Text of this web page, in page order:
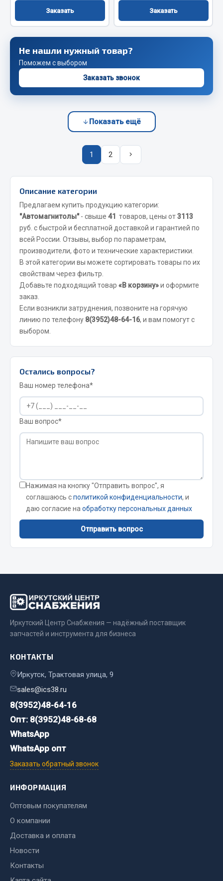
Показать ещё
Весь раздел
Запчасти SHAANXI (SHACMAN)
Система питания
Система охлаждения
Показать ещё
Весь раздел
Запчасти FAW
Подвеска
Двигатель
Система охлаждения
Сцепление
Ось передняя
Тормозная система
Показать ещё
Весь раздел
Фильтры
Vic
Дифа
Цитрон
Фильтры DONALDSON
Весь раздел
Всё для сварки
Газосварка
Сварочное оборудование
Весь раздел
CUMMINS HAFFEN
Подшипники
Весь раздел
Заказать Заказать
Не нашли нужный товар?
Поможем с выбором
Заказать звонок
Показать ещё
1 2
Описание категории
Предлагаем купить продукцию категории:
"Автомагнитолы"- свыше 41 товаров, цены от3113
руб. с быстрой и бесплатной доставкой и гарантией по
всей России. Отзывы, выбор по параметрам,
производители, фото и технические характеристики.
В этой категории вы можете сортировать товары по их
свойствам через фильтр.
Добавьте подходящий товар «В корзину»и оформите
заказ.
Если возникли затруднения, позвоните на горячую
линию по телефону 8(3952)48-64-16, и вам помогут с
выбором.
Остались вопросы?
Ваш номер телефона*
Ваш вопрос*
Нажимая на кнопку "Отправить вопрос", я
соглашаюсь сполитикой конфиденциальности, и
даю согласие на обработку персональных данных
Отправить вопрос
Иркутский Центр Снабжения — надёжный поставщик
запчастей и инструмента для бизнеса
КОНТАКТЫ
Иркутск, Трактовая улица, 9
sales@ics38.ru
8(3952)48-64-16
Опт: 8(3952)48-68-68
WhatsApp
WhatsApp опт
Заказать обратный звонок
ИНФОРМАЦИЯ
Оптовым покупателям
О компании
Доставка и оплата
Новости
Контакты